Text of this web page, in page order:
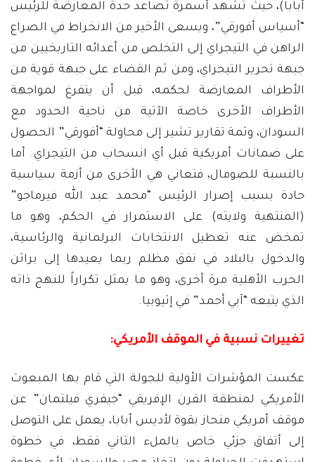
أبابا)، حيث تشهد أسمرة تصاعد حدة المعارضة للرئيس
“أسياس أفورقي”، ويسعى الأخير من الانخراط في الصراع
الراهن في التيجراي إلى التخلص من أعدائه التاريخيين من
جبهة تحرير التيجراي، ومن ثم القضاء على جبهة قوية من
الأطراف المعارضة لحكمه، قبل أن يتفرغ لمواجهة
الأطراف الأخرى خاصة الآتية من ناحية الحدود مع
السودان، وثمة تقارير تشير إلى محاولة “أفورقي” الحصول
على ضمانات أمريكية قبل أي انسحاب من التيجراي. أما
بالنسبة للصومال، فتعاني هي الأخرى من أزمة سياسية
حادة بسبب إصرار الرئيس “محمد عبد الله فيرماجو”
(المنتهية ولايته) على الاستمرار في الحكم، وهو ما
تمخض عنه تعطيل الانتخابات البرلمانية والرئاسية،
والدخول بالبلاد في نفق مظلم ربما يعيدها إلى براثن
الحرب الأهلية مرة أخرى، وهو ما يمثل تكراراً للنهج ذاته
الذي يتبعه “آبي أحمد” في إثيوبيا.
تغييرات نسبية في الموقف الأمريكي:
عكست المؤشرات الأولية للجولة التي قام بها المبعوث
الأمريكي لمنطقة القرن الإفريقي “جيفري فيلتمان” عن
موقف أمريكي منحاز بقوة لأديس أبابا، يعمل على التوصل
إلى أتفاق جزئي خاص بالملء الثاني فقط، في خطوة